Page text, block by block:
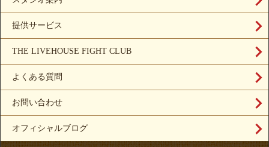
提供サービス
THE LIVEHOUSE FIGHT CLUB
よくある質問
お問い合わせ
オフィシャルブログ